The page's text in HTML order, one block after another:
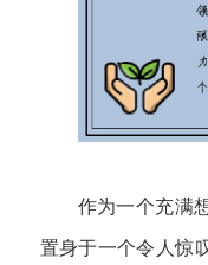
作为一个充满
置身于一个令人惊